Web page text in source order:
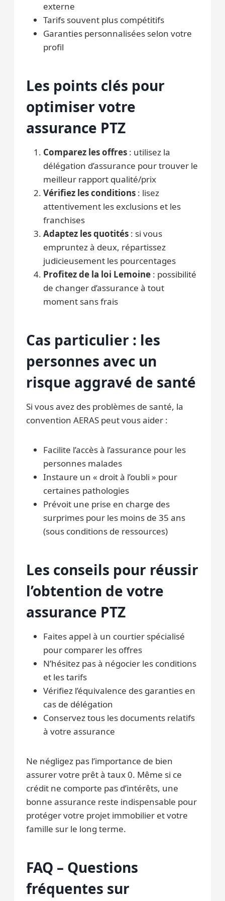
externe
Tarifs souvent plus compétitifs
Garanties personnalisées selon votre
profil
Les points clés pour
optimiser votre
assurance PTZ
Comparez les offres : utilisez la
délégation d’assurance pour trouver le
meilleur rapport qualité/prix
Vérifiez les conditions : lisez
attentivement les exclusions et les
franchises
Adaptez les quotités : si vous
empruntez à deux, répartissez
judicieusement les pourcentages
Profitez de la loi Lemoine : possibilité
de changer d’assurance à tout
moment sans frais
Cas particulier : les
personnes avec un
risque aggravé de santé
Si vous avez des problèmes de santé, la
convention AERAS peut vous aider :
Facilite l’accès à l’assurance pour les
personnes malades
Instaure un « droit à l’oubli » pour
certaines pathologies
Prévoit une prise en charge des
surprimes pour les moins de 35 ans
(sous conditions de ressources)
Les conseils pour réussir
l’obtention de votre
assurance PTZ
Faites appel à un courtier spécialisé
pour comparer les offres
N’hésitez pas à négocier les conditions
et les tarifs
Vérifiez l’équivalence des garanties en
cas de délégation
Conservez tous les documents relatifs
à votre assurance
Ne négligez pas l’importance de bien
assurer votre prêt à taux 0. Même si ce
crédit ne comporte pas d’intérêts, une
bonne assurance reste indispensable pour
protéger votre projet immobilier et votre
famille sur le long terme.
FAQ – Questions
fréquentes sur